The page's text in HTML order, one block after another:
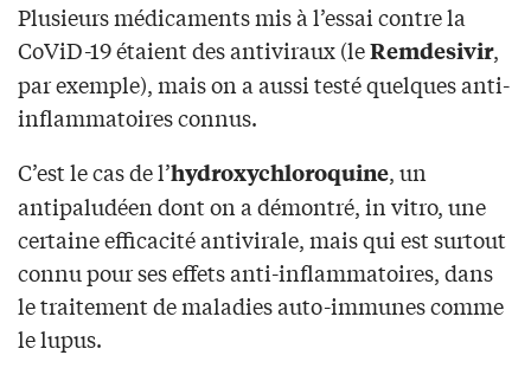
Plusieurs médicaments mis à l’essai contre la
CoViD-19 étaient des antiviraux (leRemdesivir,
par exemple), mais on a aussi testé quelques anti-
inflammatoires connus.
C’est le cas de l’hydroxychloroquine, un
antipaludéen dont on a démontré, in vitro, une
certaine efficacité antivirale, mais qui est surtout
connu pour ses effets anti-inflammatoires, dans
le traitement de maladies auto-immunes comme
le lupus.